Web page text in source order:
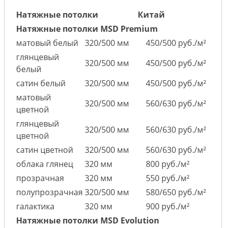
Натяжные потолки
Китай
Натяжные потолки MSD Premium
матовый белый
320/500 мм
450/500 руб./м²
глянцевый
белый
320/500 мм
450/500 руб./м²
сатин белый
320/500 мм
450/500 руб./м²
матовый
цветной
320/500 мм
560/630 руб./м²
глянцевый
цветной
320/500 мм
560/630 руб./м²
сатин цветной
320/500 мм
560/630 руб./м²
облака глянец
320 мм
800 руб./м²
прозрачная
320 мм
550 руб./м²
полупрозрачная 320/500 мм
580/650 руб./м²
галактика
320 мм
900 руб./м²
Натяжные потолки MSD Evolution